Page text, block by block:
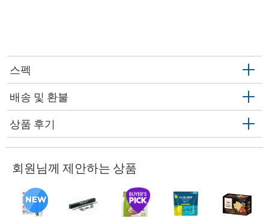
스펙
배송 및 환불
상품 후기
회원님께 제안하는 상품